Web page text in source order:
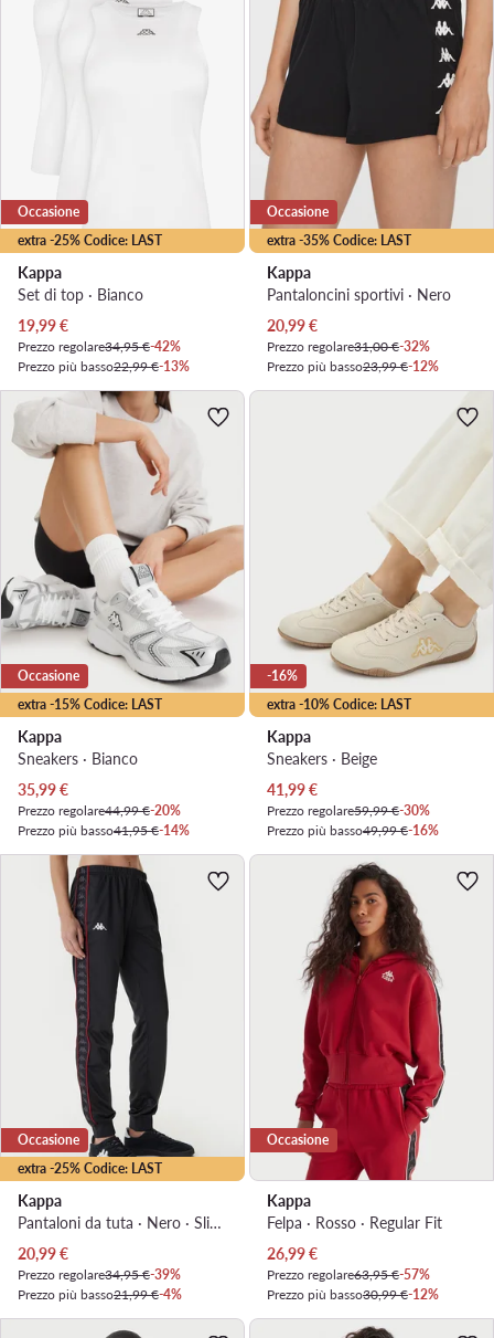
extra -25% Codice: LAST
Occasione
Kappa
Set di top · Bianco
Prezzo attuale
19,99€
Prezzo regolare34,95 €-42%
Prezzo più basso22,99 €-13%
extra -35% Codice: LAST
Occasione
Kappa
Pantaloncini sportivi · Nero
Prezzo attuale
20,99€
Prezzo regolare31,00 €-32%
Prezzo più basso23,99 €-12%
extra -15% Codice: LAST
Occasione
Kappa
Sneakers · Bianco
Prezzo attuale
35,99€
Prezzo regolare44,99 €-20%
Prezzo più basso41,95 €-14%
extra -10% Codice: LAST
-16%
Kappa
Sneakers · Beige
Prezzo attuale
41,99€
Prezzo regolare59,99 €-30%
Prezzo più basso49,99 €-16%
extra -25% Codice: LAST
Occasione
Kappa
Pantaloni da tuta · Nero · Slim Fit
Prezzo attuale
20,99€
Prezzo regolare34,95 €-39%
Prezzo più basso21,99 €-4%
Occasione
Kappa
Felpa · Rosso · Regular Fit
Prezzo attuale
26,99€
Prezzo regolare63,95 €-57%
Prezzo più basso30,99 €-12%